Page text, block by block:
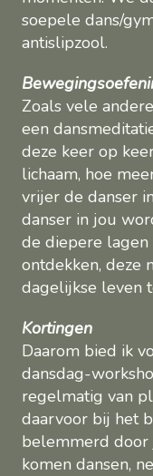
soepele dans/
antislipzool.
Zoals vele
een
deze keer op
lichaam, hoe
vrijer de danser
danser in jou
de diepere lagen
ontdekken, deze
dagelijkse leven
Kortingen
Daarom bied ik
dansdag-
regelmatig van
daarvoor bij het
belemmerd door
komen dansen,